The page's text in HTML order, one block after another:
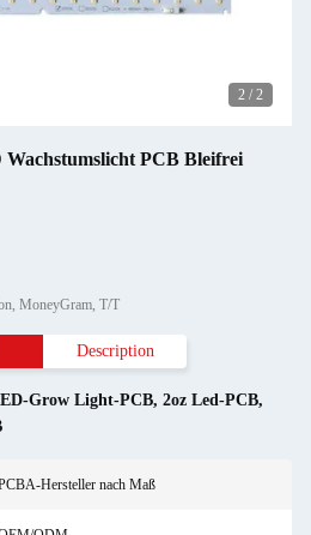
2 / 2
PCB Bleifrei
MoneyGram, T/T
Description
Grow Light-PCB, 2oz Led-PCB,
Hersteller nach Maß